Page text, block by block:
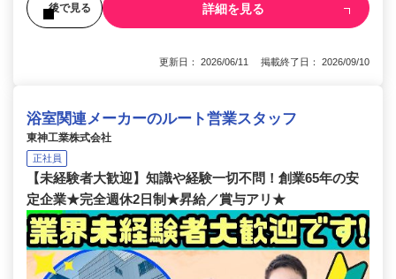
後で見る 詳細を見る
更新日： 2026/06/11 掲載終了日： 2026/09/10
浴室関連メーカーのルート営業スタッフ
東神工業株式会社
正社員
【未経験者大歓迎】知識や経験一切不問！創業65年の安
定企業★完全週休2日制★昇給／賞与アリ★